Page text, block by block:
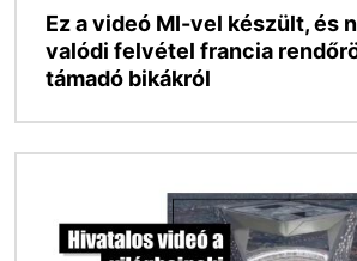
Ez a videó MI-vel készült, és
valódi felvétel francia
támadó bikákról